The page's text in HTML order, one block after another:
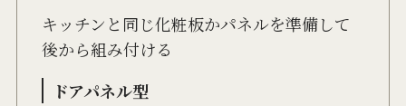
キッチンと同じ化粧板かパネルを準備して
後から組み付ける
ドアパネル型